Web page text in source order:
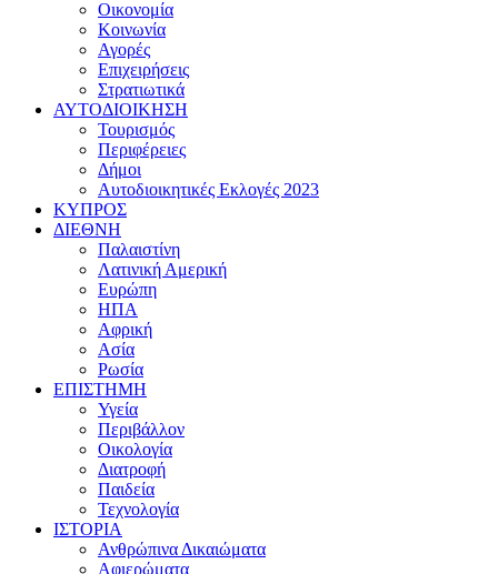
Οικονομία
Κοινωνία
Αγορές
Επιχειρήσεις
Στρατιωτικά
ΑΥΤΟΔΙΟΙΚΗΣΗ
Τουρισμός
Περιφέρειες
Δήμοι
Αυτοδιοικητικές Εκλογές 2023
ΚΥΠΡΟΣ
ΔΙΕΘΝΗ
Παλαιστίνη
Λατινική Αμερική
Ευρώπη
ΗΠΑ
Αφρική
Ασία
Ρωσία
ΕΠΙΣΤΗΜΗ
Υγεία
Περιβάλλον
Οικολογία
Διατροφή
Παιδεία
Τεχνολογία
ΙΣΤΟΡΙΑ
Ανθρώπινα Δικαιώματα
Αφιερώματα